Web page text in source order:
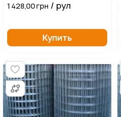
1 428,00 грн / рул
Купить